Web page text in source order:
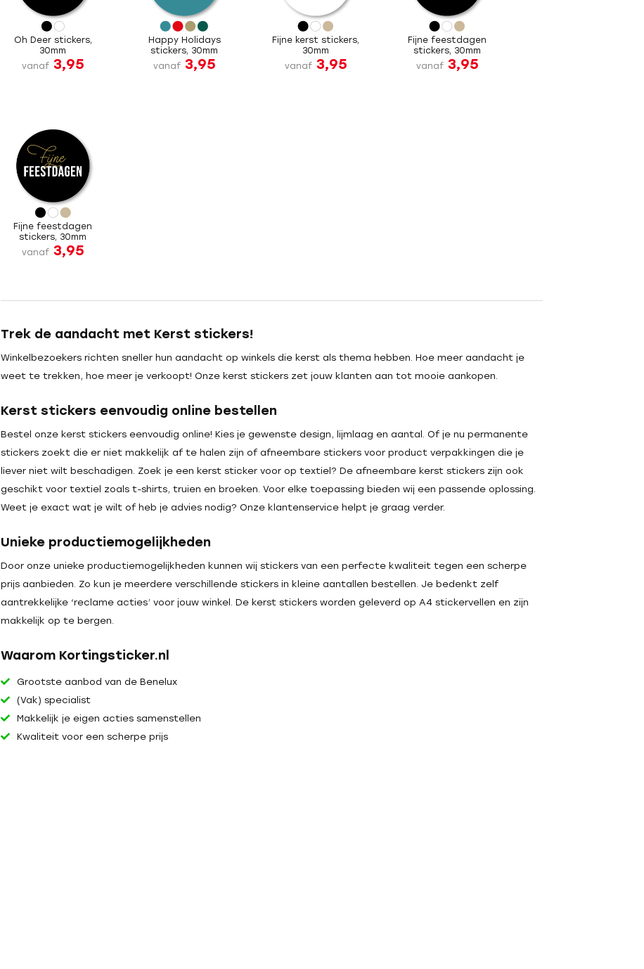
Oh Deer stickers,
30mm
vanaf 3,95
Happy Holidays
stickers, 30mm
vanaf 3,95
Fijne kerst stickers,
30mm
vanaf 3,95
Fijne feestdagen
stickers, 30mm
vanaf 3,95
Fijne feestdagen
stickers, 30mm
vanaf 3,95
Trek de aandacht met Kerst stickers!
Winkelbezoekers richten sneller hun aandacht op winkels die kerst als thema hebben. Hoe meer aandacht je
weet te trekken, hoe meer je verkoopt! Onze kerst stickers zet jouw klanten aan tot mooie aankopen.
Kerst stickers eenvoudig online bestellen
Bestel onze kerst stickers eenvoudig online! Kies je gewenste design, lijmlaag en aantal. Of je nu permanente
stickers zoekt die er niet makkelijk af te halen zijn of afneembare stickers voor product verpakkingen die je
liever niet wilt beschadigen. Zoek je een kerst sticker voor op textiel? De afneembare kerst stickers zijn ook
geschikt voor textiel zoals t-shirts, truien en broeken. Voor elke toepassing bieden wij een passende oplossing.
Weet je exact wat je wilt of heb je advies nodig? Onze klantenservice helpt je graag verder.
Unieke productiemogelijkheden
Door onze unieke productiemogelijkheden kunnen wij stickers van een perfecte kwaliteit tegen een scherpe
prijs aanbieden. Zo kun je meerdere verschillende stickers in kleine aantallen bestellen. Je bedenkt zelf
aantrekkelijke ‘reclame acties’ voor jouw winkel. De kerst stickers worden geleverd op A4 stickervellen en zijn
makkelijk op te bergen.
Waarom Kortingsticker.nl
Grootste aanbod van de Benelux
(Vak) specialist
Makkelijk je eigen acties samenstellen
Kwaliteit voor een scherpe prijs